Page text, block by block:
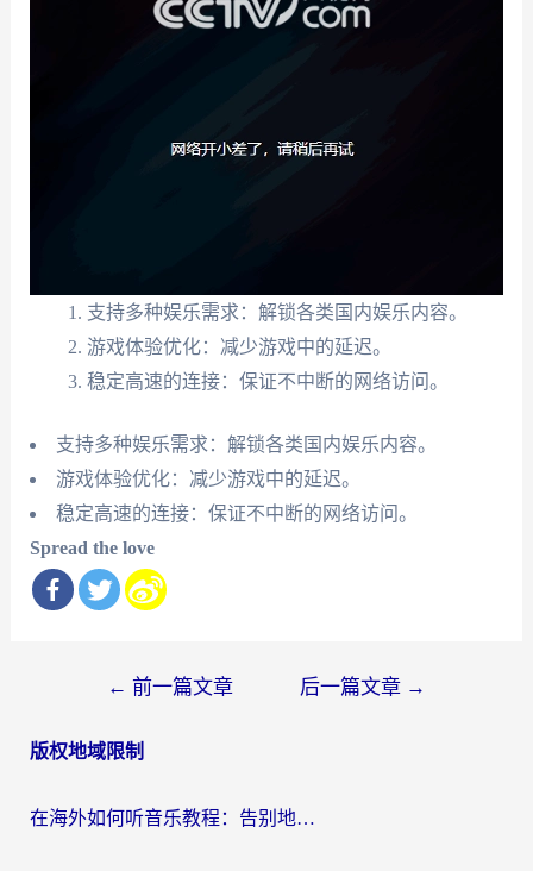
支持多种娱乐需求：解锁各类国内娱乐内容。
游戏体验优化：减少游戏中的延迟。
稳定高速的连接：保证不中断的网络访问。
支持多种娱乐需求：解锁各类国内娱乐内容。
游戏体验优化：减少游戏中的延迟。
稳定高速的连接：保证不中断的网络访问。
Spread the love
导
← 前一篇文章 后一篇文章 →
版权地域限制
在海外如何听音乐教程：告别地域限制，随时听见国内的声音